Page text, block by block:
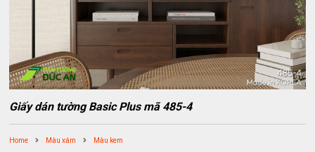
Giấy dán tường Basic Plus mã 485-4
Home Màu xám Màu kem